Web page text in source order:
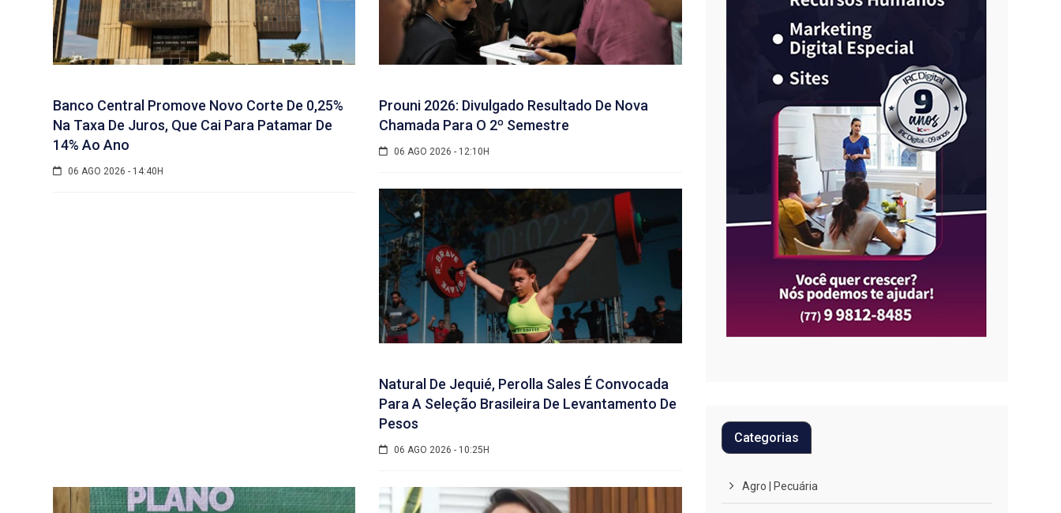
Banco Central Promove Novo Corte De 0,25%
Na Taxa De Juros, Que Cai Para Patamar De
14% Ao Ano
06 AGO 2026 - 14:40H
Prouni 2026: Divulgado Resultado De Nova
Chamada Para O 2º Semestre
06 AGO 2026 - 12:10H
Natural De Jequié, Perolla Sales É Convocada
Para A Seleção Brasileira De Levantamento De
Pesos
06 AGO 2026 - 10:25H
Categorias
Agro | Pecuária